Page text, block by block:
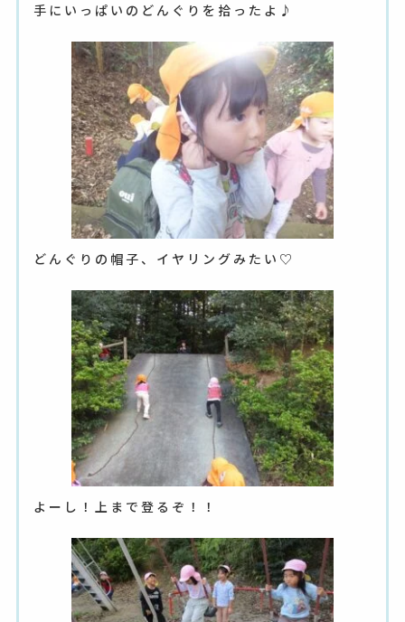
手にいっぱいのどんぐりを拾ったよ♪
どんぐりの帽子、イヤリングみたい♡
よーし！上まで登るぞ！！